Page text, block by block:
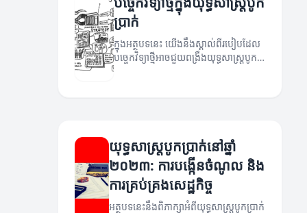
ប្រាក់
ក្នុងអត្ថបទនេះ យើងនឹងស្គាល់ពីរបៀបដែល
បច្ចេកវិទ្យាថ្មីអាចជួយពង្រឹងយុទ្ធសាស្ត្របូក
ប្រាក់របស់អ្នក។
យុទ្ធសាស្ត្របូកប្រាក់នៅឆ្នាំ
២០២៣: ការបង្កើនចំណូល និង
ការគ្រប់គ្រងសេដ្ឋកិច្ច
អត្ថបទនេះនឹងពិភាក្សាអំពីយុទ្ធសាស្ត្របូកប្រាក់